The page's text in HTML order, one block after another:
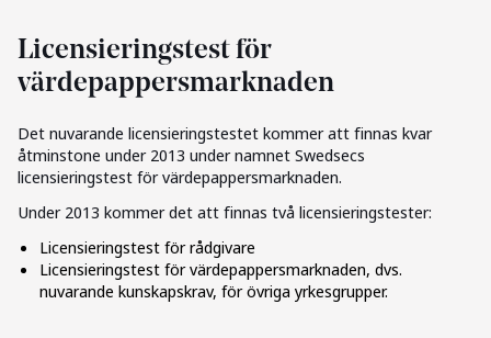
Licensieringstest för
värdepappersmarknaden
Det nuvarande licensieringstestet kommer att finnas kvar
åtminstone under 2013 under namnet Swedsecs
licensieringstest för värdepappersmarknaden.
Under 2013 kommer det att finnas två licensieringstester:
Licensieringstest för rådgivare
Licensieringstest för värdepappersmarknaden, dvs.
nuvarande kunskapskrav, för övriga yrkesgrupper.